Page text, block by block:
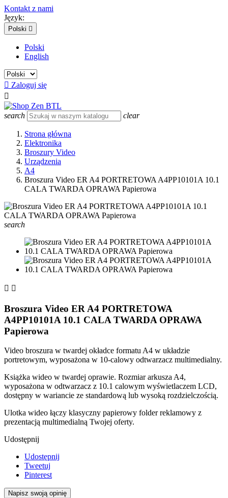
Kontakt z nami
Język:
Polski 
Polski
English
 Zaloguj się

search clear
Strona główna
Elektronika
Broszury Video
Urządzenia
A4
Broszura Video ER A4 PORTRETOWA A4PP10101A 10.1
CALA TWARDA OPRAWA Papierowa
search
 
Broszura Video ER A4 PORTRETOWA
A4PP10101A 10.1 CALA TWARDA OPRAWA
Papierowa
Video broszura w twardej okładce formatu A4 w układzie
portretowym, wyposażona w 10-calowy odtwarzacz multimedialny.
Książka wideo w twardej oprawie. Rozmiar arkusza A4,
wyposażona w odtwarzacz z 10.1 calowym wyświetlaczem LCD,
dostępny w wariancie ze standardową lub wysoką rozdzielczością.
Ulotka wideo łączy klasyczny papierowy folder reklamowy z
prezentacją multimedialną Twojej oferty.
Udostępnij
Udostępnij
Tweetuj
Pinterest
Napisz swoją opinię